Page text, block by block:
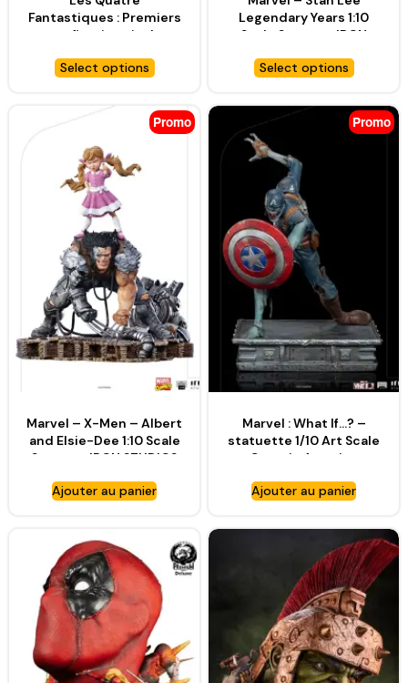
Fantastiques : Premiers
pas figurine vinyle
Masterpiece Galactus –
Select options
Legendary Years 1:10
Scale Statue – IRON
Select options
Promo
Marvel – X-Men – Albert
and Elsie-Dee 1:10 Scale
Statue – IRON STUDIOS
Ajouter au panier
Promo
Marvel : What If…? –
statuette 1/10 Art Scale
Captain America
Ajouter au panier